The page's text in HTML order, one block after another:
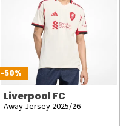
-50%
Liverpool FC
Away Jersey 2025/26